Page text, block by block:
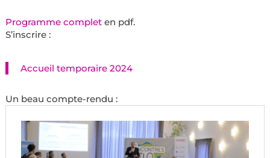
Programme completen pdf.
S’inscrire :
Accueil temporaire 2024
Un beau compte-rendu :